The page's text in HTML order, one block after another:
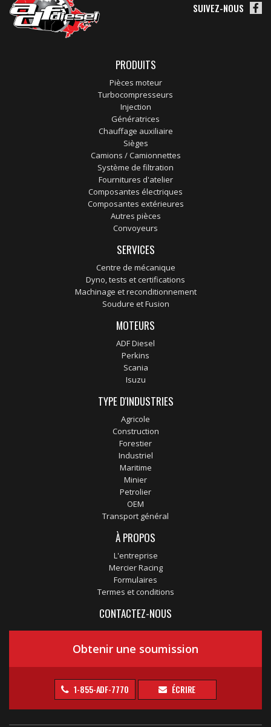
SUIVEZ-NOUS
PRODUITS
Pièces moteur
Turbocompresseurs
Injection
Génératrices
Chauffage auxiliaire
Sièges
Camions / Camionnettes
Système de filtration
Fournitures d'atelier
Composantes électriques
Composantes extérieures
Autres pièces
Convoyeurs
SERVICES
Centre de mécanique
Dyno, tests et certifications
Machinage et reconditionnement
Soudure et Fusion
MOTEURS
ADF Diesel
Perkins
Scania
Isuzu
TYPE D'INDUSTRIES
Agricole
Construction
Forestier
Industriel
Maritime
Minier
Petrolier
OEM
Transport général
À PROPOS
L'entreprise
Mercier Racing
Formulaires
Termes et conditions
CONTACTEZ-NOUS
Obtenir une soumission
1-855-ADF-7770 ÉCRIRE